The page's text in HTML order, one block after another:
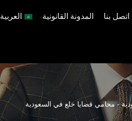
اتصل بنا المدونة القانونية العربية
- محامي قضايا خلع​ في السعودية